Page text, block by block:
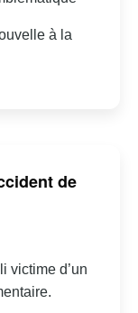
à la
de
victime d’un